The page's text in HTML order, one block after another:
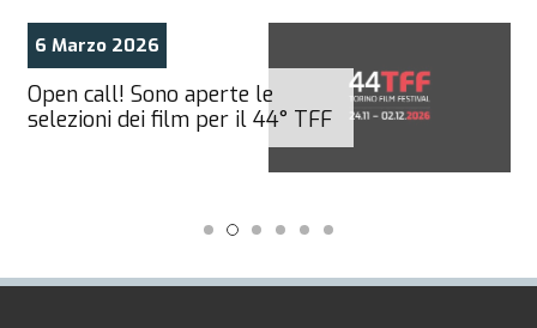
6 Marzo 2026
Open call! Sono aperte le
selezioni dei film per il 44° TFF